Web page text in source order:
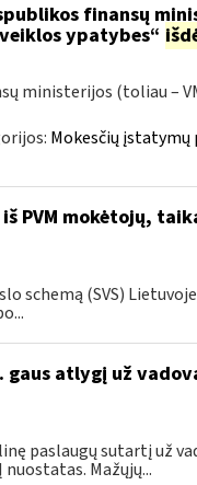
finansų
ypatybes“
ministerijos (toliau –
Mokesčių
PVM mokėtojų,
schemą (SVS)
atlygį už
paslaugų sutartį už
Mažųjų...